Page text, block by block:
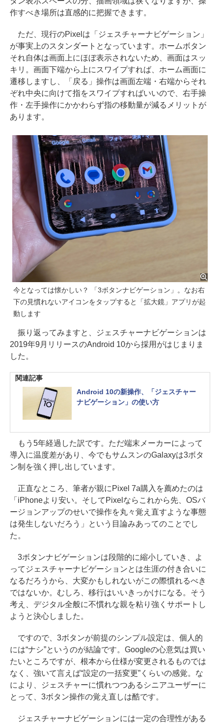
作すべき場所は直感的に把握できます。
ただ、現行のPixelは「ジェスチャーナビゲーション」
が事実上のスタンダートとなっています。ホームボタン
それ自体は画面上にほぼ表示されないため、画面はスッ
キリ。画面下端から上にスワイプすれば、ホーム画面に
遷移しますし、「戻る」操作は画面左端・右端からそれ
ぞれ中央に向けて指をスワイプすればいいので、右手操
作・左手操作にかかわらず指の移動量が減るメリットが
あります。
今となっては懐かしい？ 「3ボタンナビゲーション」。なお右
下の見慣れないアイコンをタップすると「拡大鏡」アプリが起
動します
振り返ってみますと、ジェスチャーナビゲーションは
2019年9月リリースのAndroid 10から採用がはじまりま
した。
関連記事
Android 10の新操作、「ジェスチャー
ナビゲーション」の使い方
もう5年経過した訳です。ただ端末メーカーによって
導入に温度差があり、今でもサムスンのGalaxyは3ボタ
ン制を強く押し出しています。
正直なところ、筆者が親にPixel 7a購入を薦めたのは
「iPhoneより安い。そしてPixelならこれから先、OSバ
ージョンアップのせいで操作を丸々覚え直すような事態
は発生しないだろう」という目論みあってのことでし
た。
3ボタンナビゲーションは段階的に縮小していき、よ
ってジェスチャーナビゲーションとは生涯の付き合いに
なるだろうから、大変かもしれないがこの際慣れるべき
ではないか。むしろ、移行はいいきっかけになる。そう
考え、デジタル全般に不慣れな親を粘り強くサポートし
ようと決心しました。
ですので、3ボタンが前提のシンプル設定は、個人的
には“ナシ”というのが結論です。Googleの心意気は買い
たいところですが、根本から仕様が変更されるものでは
なく、強いて言えば“設定の一括変更”くらいの感覚。な
により、ジェスチャーに慣れつつあるシニアユーザーに
とって、3ボタン操作の覚え直しは酷です。
ジェスチャーナビゲーションには一定の合理性がある